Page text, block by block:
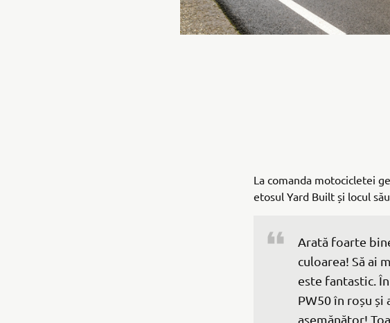
La comanda motocicletei
etosul Yard Built și locul
Arată foarte
culoarea! Să ai
este fantastic.
PW50 în roșu și
asemănător!